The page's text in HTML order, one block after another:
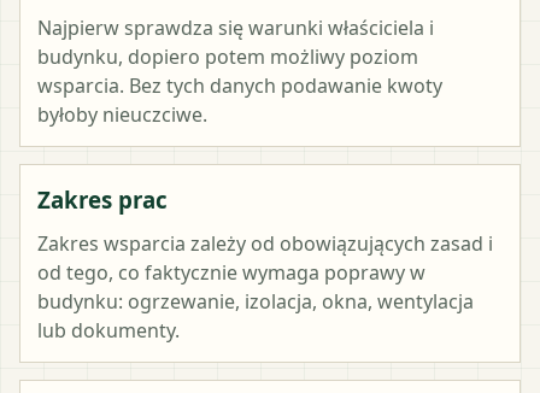
Najpierw sprawdza się warunki właściciela i
budynku, dopiero potem możliwy poziom
wsparcia. Bez tych danych podawanie kwoty
byłoby nieuczciwe.
Zakres prac
Zakres wsparcia zależy od obowiązujących zasad i
od tego, co faktycznie wymaga poprawy w
budynku: ogrzewanie, izolacja, okna, wentylacja
lub dokumenty.